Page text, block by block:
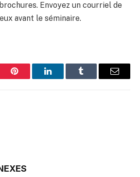
Envoyez un courriel de
avant le séminaire.
Pinterest LinkedInTumblr Email